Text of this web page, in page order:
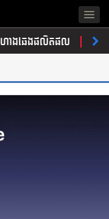
ហាងឆេងផលិតផល ចំណ